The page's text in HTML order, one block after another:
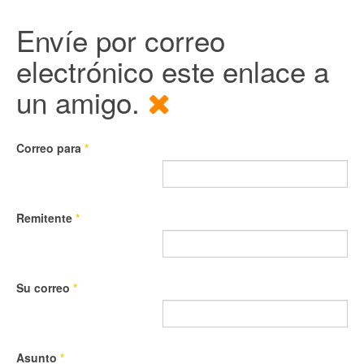
Envíe por correo
electrónico este enlace a
un amigo.
Correo para *
Remitente *
Su correo *
Asunto *